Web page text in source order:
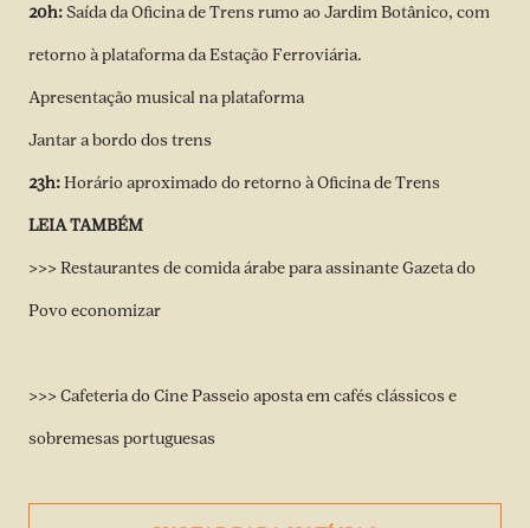
20h:Saída da Oficina de Trens rumo ao Jardim Botânico, com
retorno à plataforma da Estação Ferroviária.
Apresentação musical na plataforma
Jantar a bordo dos trens
23h:Horário aproximado do retorno à Oficina de Trens
LEIA TAMBÉM
>>> Restaurantes de comida árabe para assinante Gazeta do
Povo economizar
>>> Cafeteria do Cine Passeio aposta em cafés clássicos e
sobremesas portuguesas